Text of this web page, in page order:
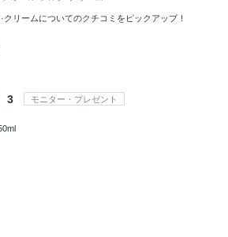
ア·バクチオール· シルク·クリーム
クリームについてのクチコミをピックアップ！
3 モニター・プレゼント